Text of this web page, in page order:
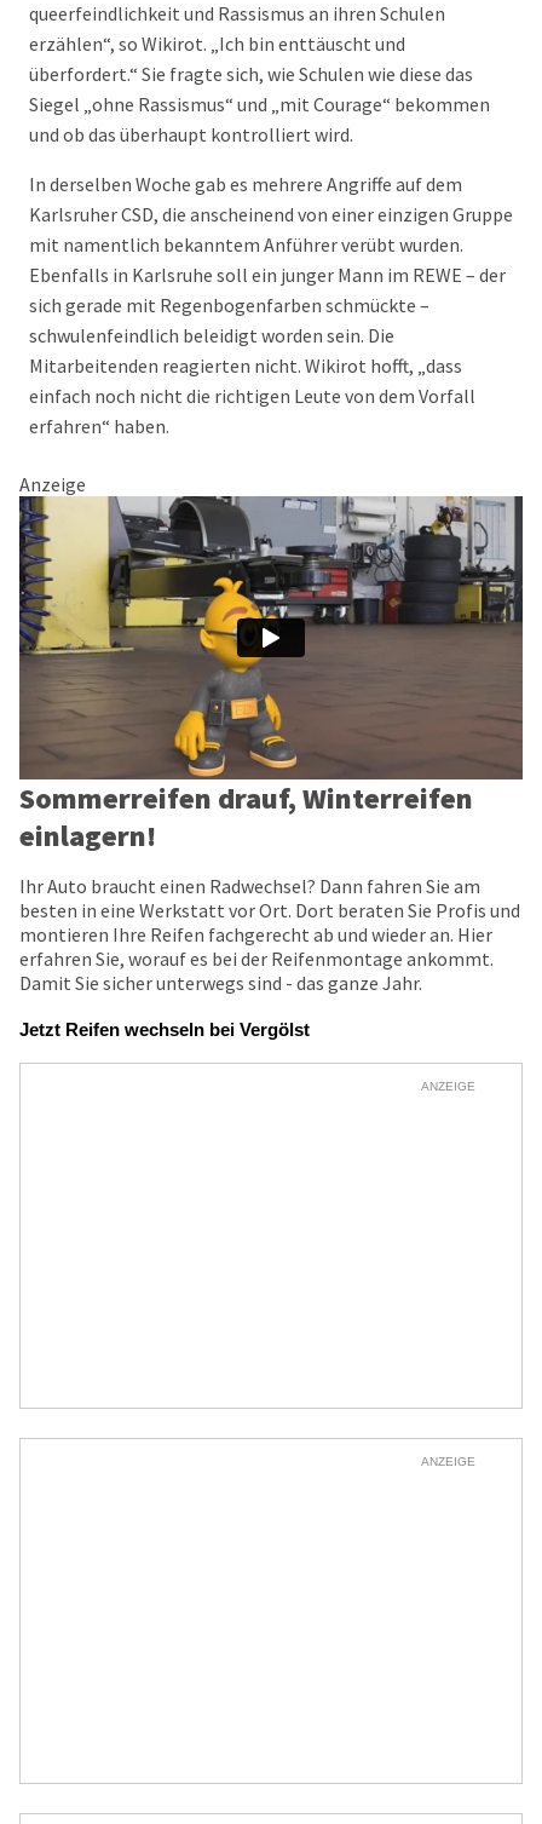
queerfeindlichkeit und Rassismus an ihren Schulen
erzählen“, so Wikirot. „Ich bin enttäuscht und
überfordert.“ Sie fragte sich, wie Schulen wie diese das
Siegel „ohne Rassismus“ und „mit Courage“ bekommen
und ob das überhaupt kontrolliert wird.
In derselben Woche gab es mehrere Angriffe auf dem
Karlsruher CSD, die anscheinend von einer einzigen Gruppe
mit namentlich bekanntem Anführer verübt wurden.
Ebenfalls in Karlsruhe soll ein junger Mann im REWE – der
sich gerade mit Regenbogenfarben schmückte –
schwulenfeindlich beleidigt worden sein. Die
Mitarbeitenden reagierten nicht. Wikirot hofft, „dass
einfach noch nicht die richtigen Leute von dem Vorfall
erfahren“ haben.
Anzeige
Sommerreifen drauf, Winterreifen
einlagern!
Ihr Auto braucht einen Radwechsel? Dann fahren Sie am
besten in eine Werkstatt vor Ort. Dort beraten Sie Profis und
montieren Ihre Reifen fachgerecht ab und wieder an. Hier
erfahren Sie, worauf es bei der Reifenmontage ankommt.
Damit Sie sicher unterwegs sind - das ganze Jahr.
Jetzt Reifen wechseln bei Vergölst
ANZEIGE
ANZEIGE